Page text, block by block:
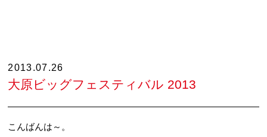
2013.07.26
大原ビッグフェスティバル 2013
こんばんは～。